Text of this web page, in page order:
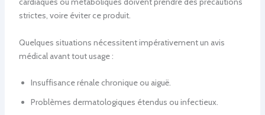
strictes, voire éviter ce produit.
Quelques situations nécessitent impérativement un avis
médical avant tout usage :
Insuffisance rénale chronique ou aiguë.
Problèmes dermatologiques étendus ou infectieux.